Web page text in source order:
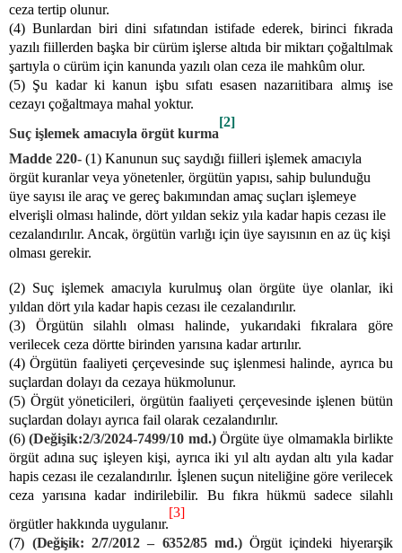
ceza tertip olunur.
(4) Bunlardan biri dini sıfatından istifade ederek, birinci fıkrada
yazılı fiillerden başka bir cürüm işlerse altıda bir miktarı çoğaltılmak
şartıyla o cürüm için kanunda yazılı olan ceza ile mahkûm olur.
(5) Şu kadar ki kanun işbu sıfatı esasen nazarıitibara almış ise
cezayı çoğaltmaya mahal yoktur.
Suç işlemek amacıyla örgüt kurma
[2]
Madde 220- (1) Kanunun suç saydığı fiilleri işlemek amacıyla
örgüt kuranlar veya yönetenler, örgütün yapısı, sahip bulunduğu
üye sayısı ile araç ve gereç bakımından amaç suçları işlemeye
elverişli olması halinde, dört yıldan sekiz yıla kadar hapis cezası ile
cezalandırılır. Ancak, örgütün varlığı için üye sayısının en az üç kişi
olması gerekir.
(2) Suç işlemek amacıyla kurulmuş olan örgüte üye olanlar, iki
yıldan dört yıla kadar hapis cezası ile cezalandırılır.
(3) Örgütün silahlı olması halinde, yukarıdaki fıkralara göre
verilecek ceza dörtte birinden yarısına kadar artırılır.
(4) Örgütün faaliyeti çerçevesinde suç işlenmesi halinde, ayrıca bu
suçlardan dolayı da cezaya hükmolunur.
(5) Örgüt yöneticileri, örgütün faaliyeti çerçevesinde işlenen bütün
suçlardan dolayı ayrıca fail olarak cezalandırılır.
(6)(Değişik:2/3/2024-7499/10 md.)Örgüte üye olmamakla birlikte
örgüt adına suç işleyen kişi, ayrıca iki yıl altı aydan altı yıla kadar
hapis cezası ile cezalandırılır. İşlenen suçun niteliğine göre verilecek
ceza yarısına kadar indirilebilir. Bu fıkra hükmü sadece silahlı
örgütler hakkında uygulanır.
[3]
(7) (Değişik: 2/7/2012 – 6352/85 md.) Örgüt içindeki hiyerarşik